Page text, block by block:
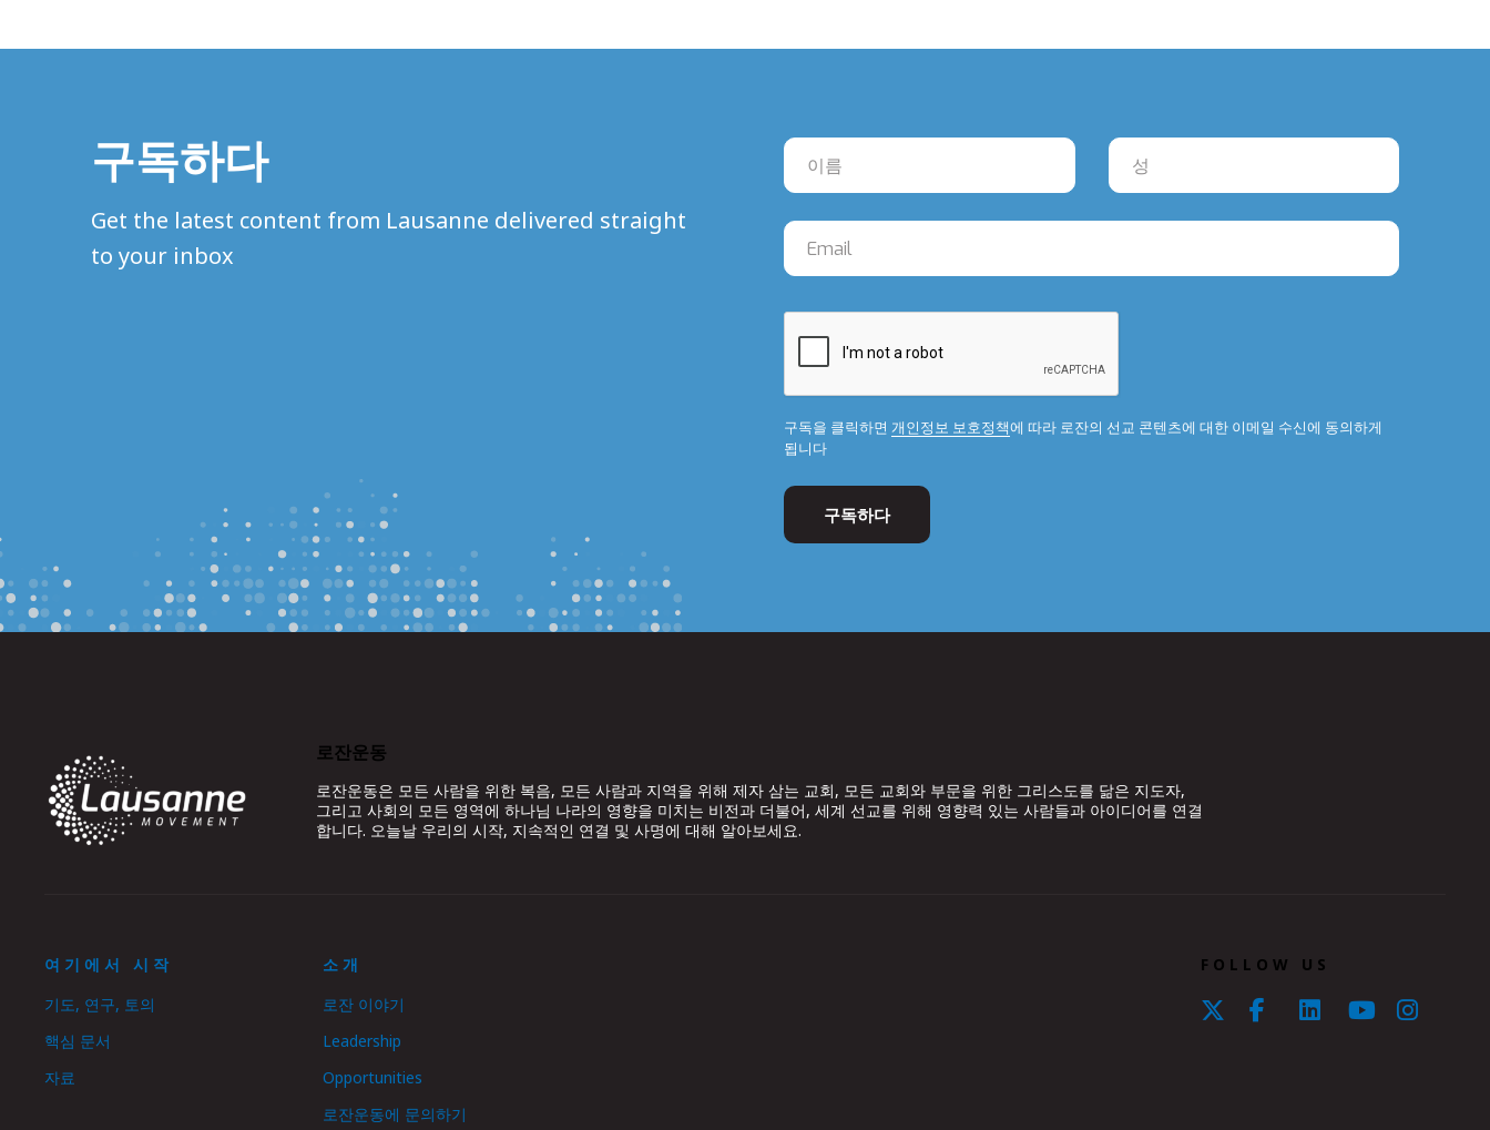
구독하다
Get the latest content from Lausanne delivered straight
to your inbox
구독을 클릭하면 개인정보 보호정책에 따라 로잔의 선교 콘텐츠에 대한 이메일 수신에 동의하게
됩니다
로잔운동
로잔운동은 모든 사람을 위한 복음, 모든 사람과 지역을 위해 제자 삼는 교회, 모든 교회와 부문을 위한 그리스도를 닮은 지도자,
그리고 사회의 모든 영역에 하나님 나라의 영향을 미치는 비전과 더불어, 세계 선교를 위해 영향력 있는 사람들과 아이디어를 연결
합니다. 오늘날 우리의 시작, 지속적인 연결 및 사명에 대해 알아보세요.
여기에서 시작
기도, 연구, 토의
핵심 문서
자료
소개
로잔 이야기
Leadership
Opportunities
로잔운동에 문의하기
FOLLOW US